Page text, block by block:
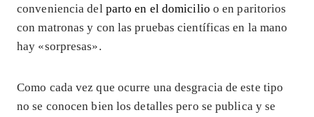
conveniencia del parto en el domicilio o en paritorios
con matronas y con las pruebas científicas en la mano
hay «sorpresas».
Como cada vez que ocurre una desgracia de este tipo
no se conocen bien los detalles pero se publica y se